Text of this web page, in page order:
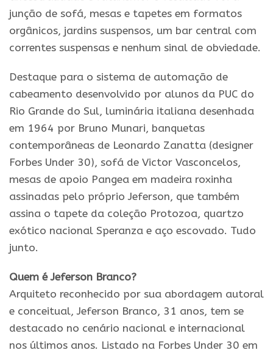
junção de sofá, mesas e tapetes em formatos
orgânicos, jardins suspensos, um bar central com
correntes suspensas e nenhum sinal de obviedade.
Destaque para o sistema de automação de
cabeamento desenvolvido por alunos da PUC do
Rio Grande do Sul, luminária italiana desenhada
em 1964 por Bruno Munari, banquetas
contemporâneas de Leonardo Zanatta (designer
Forbes Under 30), sofá de Victor Vasconcelos,
mesas de apoio Pangea em madeira roxinha
assinadas pelo próprio Jeferson, que também
assina o tapete da coleção Protozoa, quartzo
exótico nacional Speranza e aço escovado. Tudo
junto.
Quem é Jeferson Branco?
Arquiteto reconhecido por sua abordagem autoral
e conceitual, Jeferson Branco, 31 anos, tem se
destacado no cenário nacional e internacional
nos últimos anos. Listado na Forbes Under 30 em